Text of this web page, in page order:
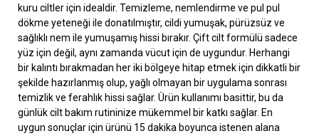
kuru ciltler için idealdir. Temizleme, nemlendirme ve pul pul
dökme yeteneği ile donatılmıştır, cildi yumuşak, pürüzsüz ve
sağlıklı nem ile yumuşamış hissi bırakır. Çift cilt formülü sadece
yüz için değil, aynı zamanda vücut için de uygundur. Herhangi
bir kalıntı bırakmadan her iki bölgeye hitap etmek için dikkatli bir
şekilde hazırlanmış olup, yağlı olmayan bir uygulama sonrası
temizlik ve ferahlık hissi sağlar. Ürün kullanımı basittir, bu da
günlük cilt bakım rutininize mükemmel bir katkı sağlar. En
uygun sonuçlar için ürünü 15 dakika boyunca istenen alana